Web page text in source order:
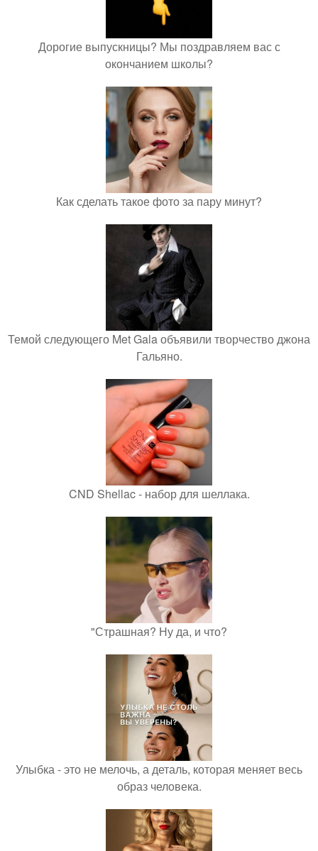
Дорогие выпускницы? Мы поздравляем вас с
окончанием школы?
Как сделать такое фото за пару минут?
Темой следующего Met Gala объявили творчество джона
Гальяно.
CND Shellac - набор для шеллака.
"Страшная? Ну да, и что?
Улыбка - это не мелочь, а деталь, которая меняет весь
образ человека.